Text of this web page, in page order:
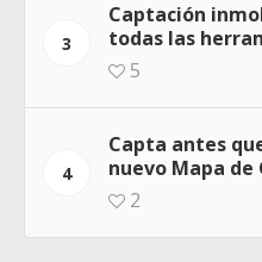
3
Captación
todas las
5
4
Capta antes
nuevo Mapa de
2